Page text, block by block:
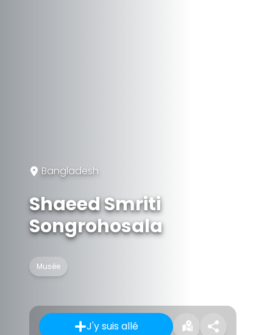
Bangladesh
Shaeed Smriti
Songrohosala
Musée
J'y suis allé